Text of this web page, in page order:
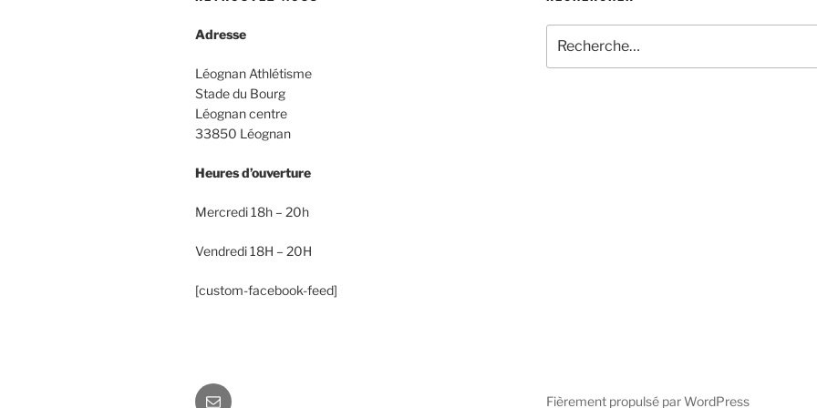
Adresse
Léognan Athlétisme
Stade du Bourg
Léognan centre
33850 Léognan
Heures d’ouverture
Mercredi 18h – 20h
Vendredi 18H – 20H
[custom-facebook-feed]
pour
:
E-
Fièrement propulsé par WordPress